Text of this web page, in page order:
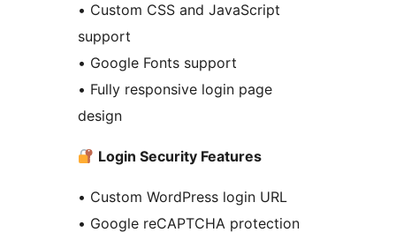
• Custom CSS and JavaScript
support
• Google Fonts support
• Fully responsive login page
design
Login Security Features
• Custom WordPress login URL
• Google reCAPTCHA protection